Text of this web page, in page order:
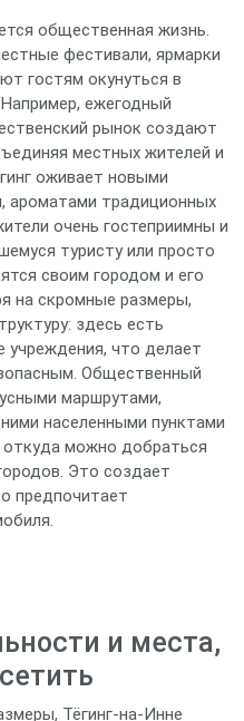
общественная жизнь.
фестивали, ярмарки
гостям окунуться в
ежегодный
рынок создают
местных жителей и
оживает новыми
ароматами традиционных
очень гостеприимны и
туристу или просто
своим городом и его
на скромные размеры,
здесь есть
учреждения, что делает
Общественный
маршрутами,
населенными пунктами
можно добраться
Это создает
предпочитает
и места,
Тёгинг-на-Инне